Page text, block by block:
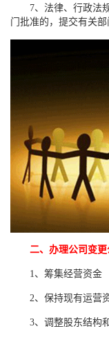
7、法律、行政法规
门批准的，提交有关部
二、办理公司变
1、筹集经营资金
2、保持现有运营资
3、调整股东结构和